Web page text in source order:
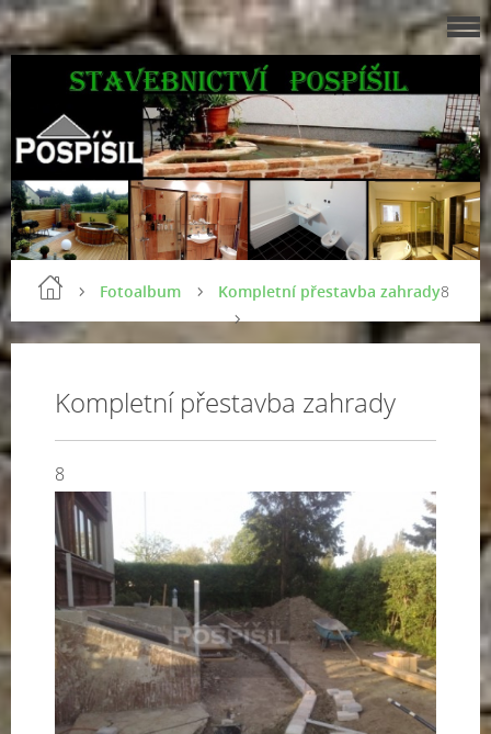
Fotoalbum Kompletní přestavba zahrady8
Kompletní přestavba zahrady
8